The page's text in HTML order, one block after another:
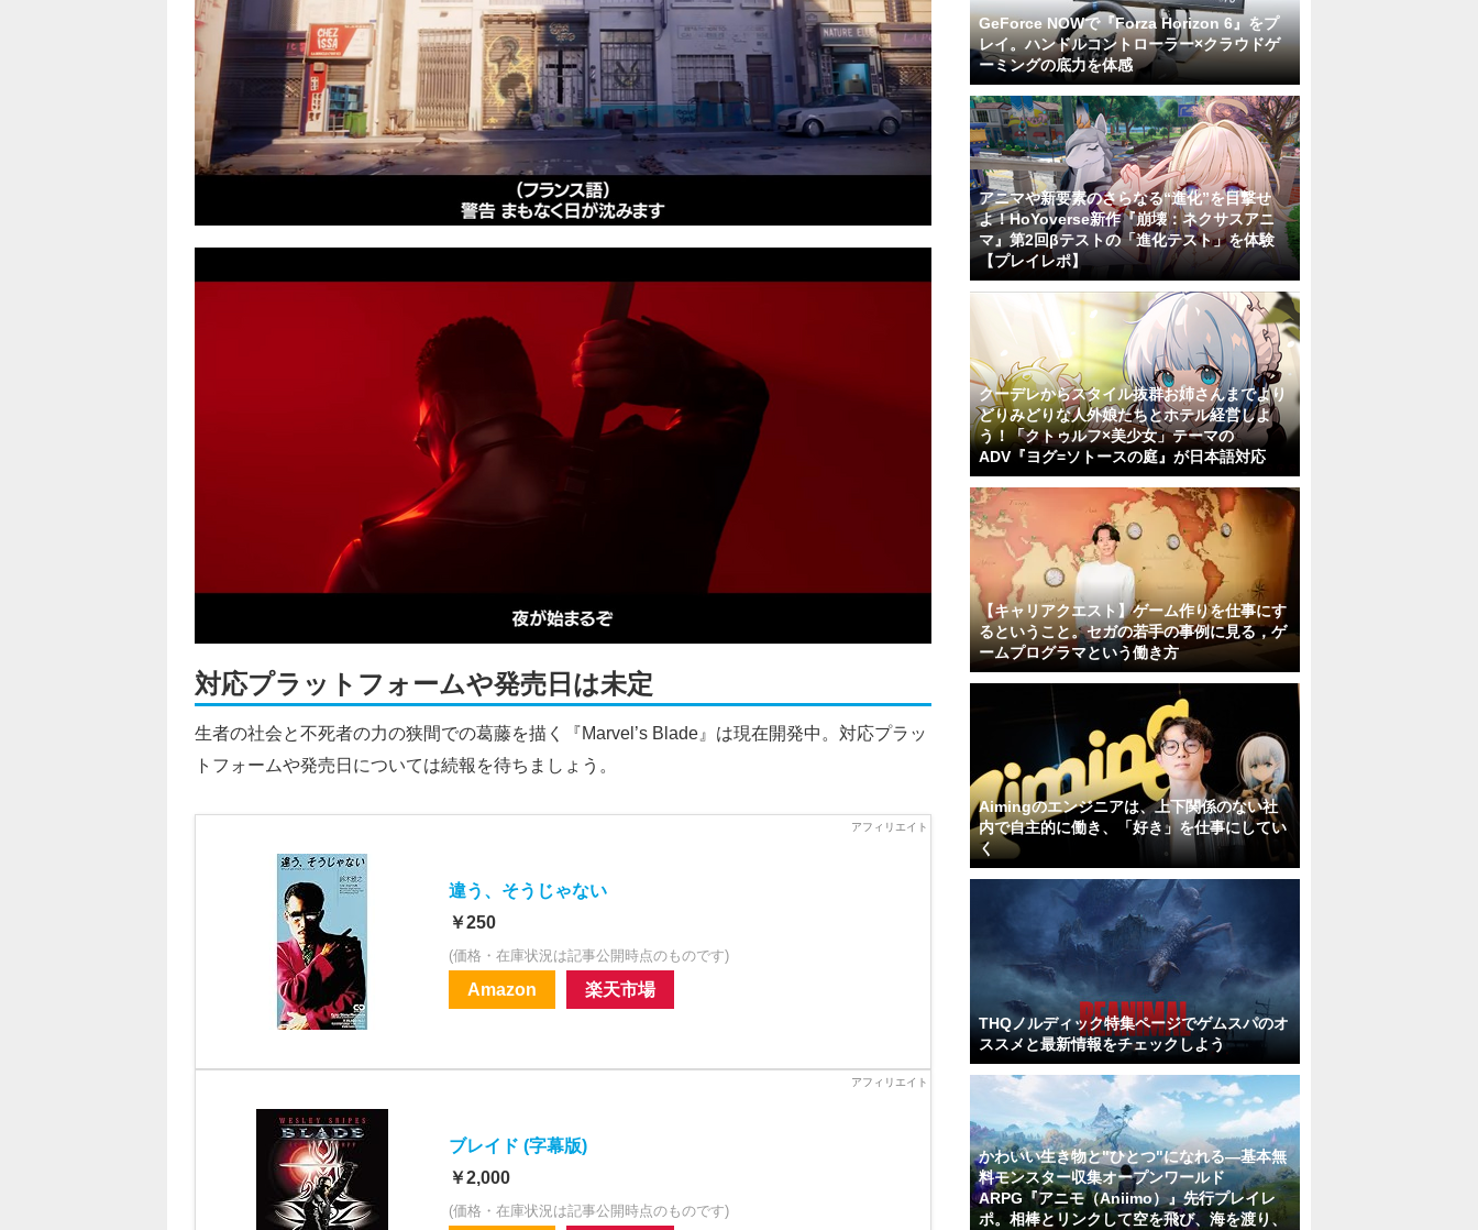
対応プラットフォームや発売日は未定
生者の社会と不死者の力の狭間での葛藤を描く『Marvel’s Blade』は現在開発中。対応プラッ
トフォームや発売日については続報を待ちましょう。
違う、そうじゃない
￥250
(価格・在庫状況は記事公開時点のものです)
Amazon 楽天市場
ブレイド (字幕版)
￥2,000
(価格・在庫状況は記事公開時点のものです)
GeForce NOWで『Forza Horizon 6』をプ
レイ。ハンドルコントローラー×クラウドゲ
ーミングの底力を体感
アニマや新要素のさらなる“進化”を目撃せ
よ！HoYoverse新作『崩壊：ネクサスアニ
マ』第2回βテストの「進化テスト」を体験
【プレイレポ】
クーデレからスタイル抜群お姉さんまでより
どりみどりな人外娘たちとホテル経営しよ
う！「クトゥルフ×美少女」テーマの
ADV『ヨグ=ソトースの庭』が日本語対応
【キャリアクエスト】ゲーム作りを仕事にす
るということ。セガの若手の事例に見る，ゲ
ームプログラマという働き方
Aimingのエンジニアは、上下関係のない社
内で自主的に働き、「好き」を仕事にしてい
く
THQノルディック特集ページでゲムスパのオ
ススメと最新情報をチェックしよう
かわいい生き物と"ひとつ"になれる―基本無
料モンスター収集オープンワールド
ARPG『アニモ（Aniimo）』先行プレイレ
ポ。相棒とリンクして空を飛び、海を渡り、